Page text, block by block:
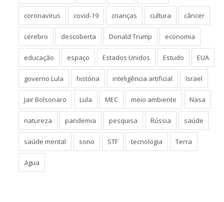
coronavírus covid-19 crianças cultura câncer
cérebro descoberta Donald Trump economia
educação espaço Estados Unidos Estudo EUA
governo Lula história inteligência artificial Israel
Jair Bolsonaro Lula MEC meio ambiente Nasa
natureza pandemia pesquisa Rússia saúde
saúde mental sono STF tecnologia Terra
água